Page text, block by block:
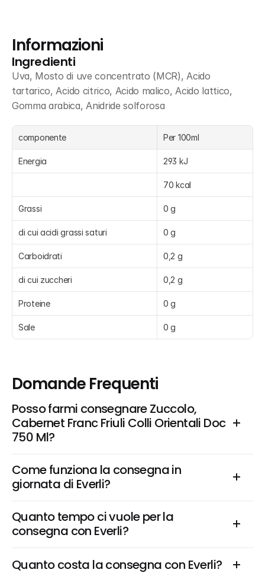
Informazioni
Ingredienti
Uva, Mosto di uve concentrato (MCR), Acido
tartarico, Acido citrico, Acido malico, Acido lattico,
Gomma arabica, Anidride solforosa
componente Per 100ml
Energia 293 kJ
70 kcal
Grassi 0 g
di cui acidi grassi saturi 0 g
Carboidrati 0,2 g
di cui zuccheri 0,2 g
Proteine 0 g
Sale 0 g
Domande Frequenti
Posso farmi consegnare Zuccolo,
Cabernet Franc Friuli Colli Orientali Doc
750 Ml?
Come funziona la consegna in
giornata di Everli?
Quanto tempo ci vuole per la
consegna con Everli?
Quanto costa la consegna con Everli?